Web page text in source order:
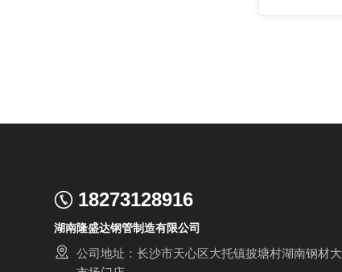
18273128916
湖南隆盛达钢管制造有限公司
公司地址：长沙市天心区大托镇披塘村湖南钢材大